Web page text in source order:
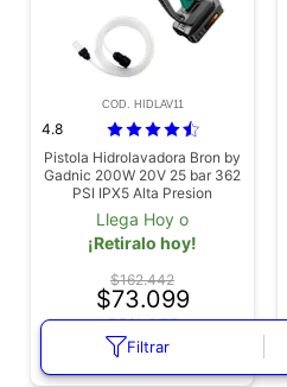
Filtrar
COD. HIDLAV11
4.8
Pistola Hidrolavadora Bron by
Gadnic 200W 20V 25 bar 362
PSI IPX5 Alta Presion
Electrica Portatil
Llega Hoy o
¡Retiralo hoy!
$162.442
$73.099
55% OFF
DESDE 6 CUOTAS SIN INTERÉS